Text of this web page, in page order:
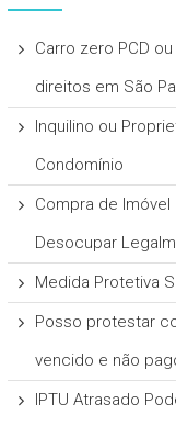
Carro zero PCD
direitos em São
Inquilino ou
Condomínio
Compra de
Desocupar
Medida Protetiva
Posso protestar
vencido e não
IPTU Atrasado